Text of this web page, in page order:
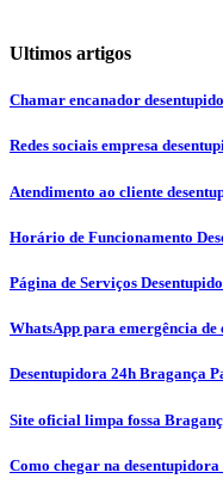
Ultimos artigos
Chamar encanador
Redes sociais empresa
Atendimento ao cliente
Horário de Funcionamento
Página de Serviços
WhatsApp para emergência
Desentupidora 24h Bragança
Site oficial limpa fossa
Como chegar na